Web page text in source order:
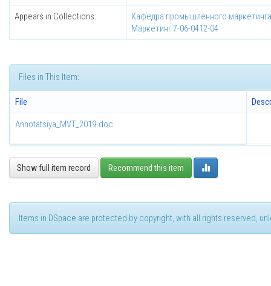
Appears in Collections:
Кафедра промышленного
Маркетинг 7-06-0412-04
Files in This Item:
File
Annotatsiya_MVT_2019.doc
Show full item record Recommend this item
Items in DSpace are protected by copyright, with all rights reserved,